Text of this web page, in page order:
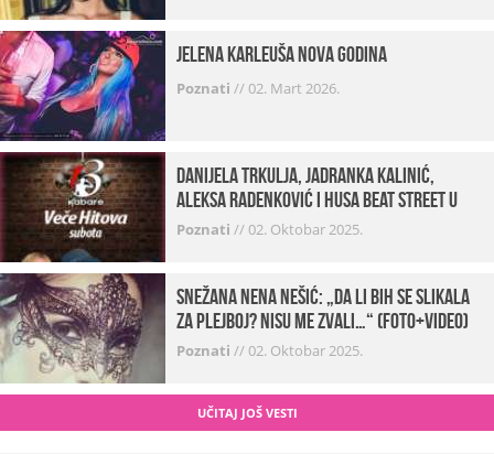
Jelena Karleuša Nova godina
Poznati //02. Mart 2026.
Danijela Trkulja, Jadranka Kalinić,
Aleksa Radenković i Husa Beat Street u
Kabareu 13
Poznati //02. Oktobar 2025.
Snežana Nena Nešić: „Da li bih se slikala
za Plejboj? Nisu me zvali…“ (FOTO+VIDEO)
Poznati //02. Oktobar 2025.
UČITAJ JOŠ VESTI